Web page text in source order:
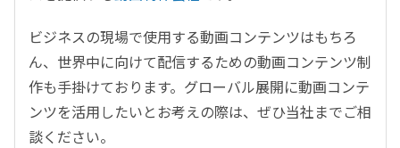
ビジネスの現場で使用する動画コンテンツはもちろ
ん、世界中に向けて配信するための動画コンテンツ制
作も手掛けております。グローバル展開に動画コンテ
ンツを活用したいとお考えの際は、ぜひ当社までご相
談ください。